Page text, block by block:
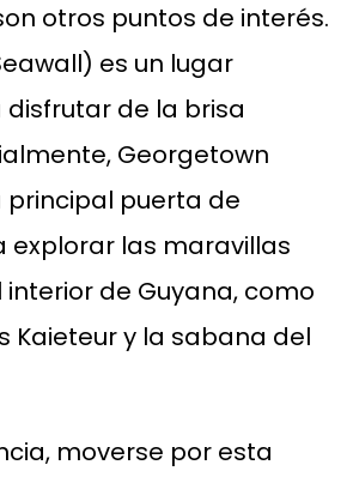
otros puntos de interés.
es un lugar
de la brisa
Georgetown
principal puerta de
las maravillas
de Guyana, como
Kaieteur y la sabana del
moverse por esta